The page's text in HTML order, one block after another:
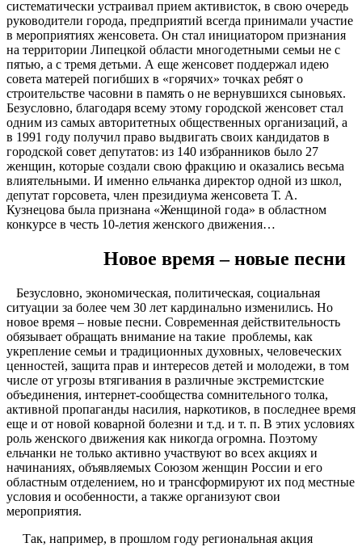
систематически устраивал прием активисток, в свою очередь
руководители города, предприятий всегда принимали участие
в мероприятиях женсовета. Он стал инициатором признания
на территории Липецкой области многодетными семьи не с
пятью, а с тремя детьми. А еще женсовет поддержал идею
совета матерей погибших в «горячих» точках ребят о
строительстве часовни в память о не вернувшихся сыновьях.
Безусловно, благодаря всему этому городской женсовет стал
одним из самых авторитетных общественных организаций, а
в 1991 году получил право выдвигать своих кандидатов в
городской совет депутатов: из 140 избранников было 27
женщин, которые создали свою фракцию и оказались весьма
влиятельными. И именно ельчанка директор одной из школ,
депутат горсовета, член президиума женсовета Т. А.
Кузнецова была признана «Женщиной года» в областном
конкурсе в честь 10-летия женского движения…
Новое время – новые песни
Безусловно, экономическая, политическая, социальная
ситуации за более чем 30 лет кардинально изменились. Но
новое время – новые песни. Современная действительность
обязывает обращать внимание на такие проблемы, как
укрепление семьи и традиционных духовных, человеческих
ценностей, защита прав и интересов детей и молодежи, в том
числе от угрозы втягивания в различные экстремистские
объединения, интернет-сообщества сомнительного толка,
активной пропаганды насилия, наркотиков, в последнее время
еще и от новой коварной болезни и т.д. и т. п. В этих условиях
роль женского движения как никогда огромна. Поэтому
ельчанки не только активно участвуют во всех акциях и
начинаниях, объявляемых Союзом женщин России и его
областным отделением, но и трансформируют их под местные
условия и особенности, а также организуют свои
мероприятия.
Так, например, в прошлом году региональная акция